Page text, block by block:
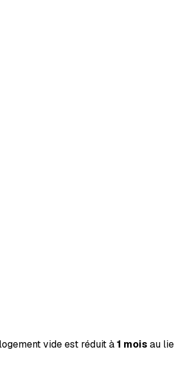
vide est réduit à1 moisau